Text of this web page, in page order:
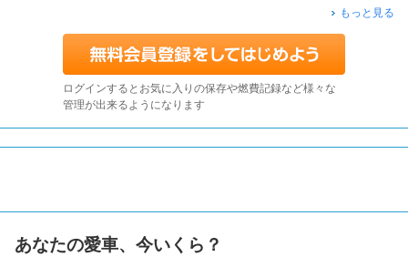
もっと見る
ログインするとお気に入りの保存や燃費記録など様々な
管理が出来るようになります
あなたの愛車、今いくら？